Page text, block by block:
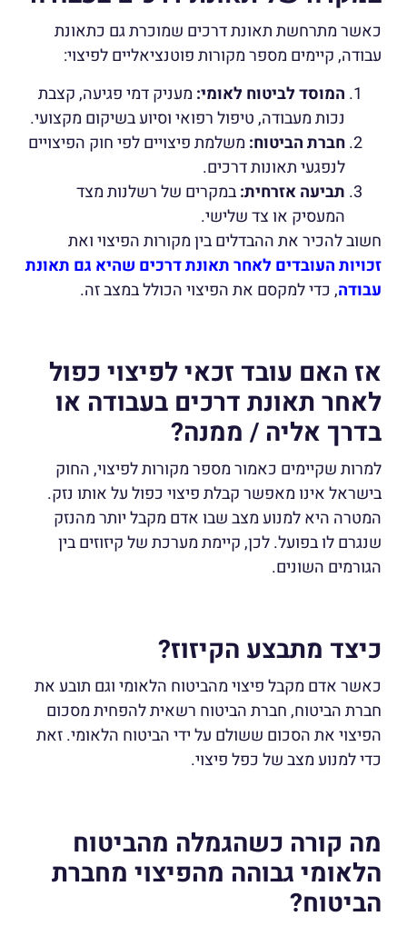
כאשר מתרחשת תאונת דרכים שמוכרת גם כתאונת
עבודה, קיימים מספר מקורות פוטנציאליים לפיצוי:
המוסד לביטוח לאומי: מעניק דמי פגיעה, קצבת
נכות מעבודה, טיפול רפואי וסיוע בשיקום מקצועי.
חברת הביטוח: משלמת פיצויים לפי חוק הפיצויים
לנפגעי תאונות דרכים.
תביעה אזרחית:במקרים של רשלנות מצד
המעסיק או צד שלישי.
חשוב להכיר את ההבדלים בין מקורות הפיצוי ואת
זכויות העובדים לאחר תאונת דרכים שהיא גם תאונת
עבודה, כדי למקסם את הפיצוי הכולל במצב זה.
אז האם עובד זכאי לפיצוי כפול
לאחר תאונת דרכים בעבודה או
בדרך אליה / ממנה?
למרות שקיימים כאמור מספר מקורות לפיצוי, החוק
בישראל אינו מאפשר קבלת פיצוי כפול על אותו נזק.
המטרה היא למנוע מצב שבו אדם מקבל יותר מהנזק
שנגרם לו בפועל. לכן, קיימת מערכת של קיזוזים בין
הגורמים השונים.
כיצד מתבצע הקיזוז?
כאשר אדם מקבל פיצוי מהביטוח הלאומי וגם תובע את
חברת הביטוח, חברת הביטוח רשאית להפחית מסכום
הפיצוי את הסכום ששולם על ידי הביטוח הלאומי. זאת
כדי למנוע מצב של כפל פיצוי.
מה קורה כשהגמלה מהביטוח
הלאומי גבוהה מהפיצוי מחברת
הביטוח?